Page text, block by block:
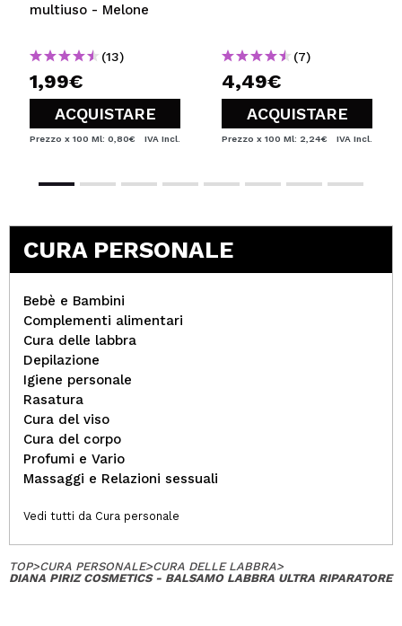
multiuso - Melone
(13)
1,99€
ACQUISTARE
Prezzo x 100 Ml: 0,80€ IVA Incl.
(7)
4,49€
ACQUISTARE
Prezzo x 100 Ml: 2,24€ IVA Incl.
CURA PERSONALE
Bebè e Bambini
Complementi alimentari
Cura delle labbra
Depilazione
Igiene personale
Rasatura
Cura del viso
Cura del corpo
Profumi e Vario
Massaggi e Relazioni sessuali
Vedi tutti da Cura personale
TOP>CURA PERSONALE>CURA DELLE LABBRA>
DIANA PIRIZ COSMETICS - BALSAMO LABBRA ULTRA RIPARATORE